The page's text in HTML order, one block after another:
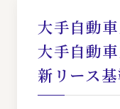
大手自動
大手自動
新リース